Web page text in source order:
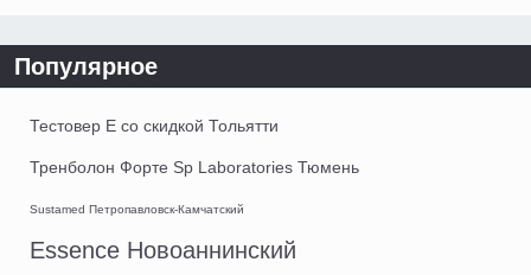
Популярное
Тестовер Е со скидкой Тольятти
Тренболон Форте Sp Laboratories Тюмень
Sustamed Петропавловск-Камчатский
Essence Новоаннинский